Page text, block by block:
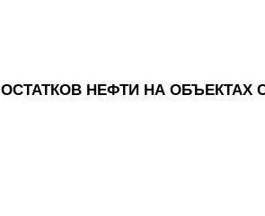
НЕФТИ НА ОБЪЕКТАХ